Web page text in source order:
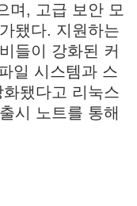
며, 고급 보안 모
됐다. 지원하는
들이 강화된 커
일 시스템과 스
됐다고 리눅스
시 노트를 통해